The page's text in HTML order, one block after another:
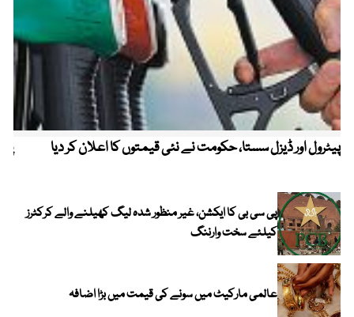
پیٹرول اور ڈیزل سستا، حکومت نے نئی قیمتوں کا اعلان کر دیا
پی سی بی کا ایکشن، غیر منظور شدہ لیگ کھیلنے والے کرکٹرز
کیلئے سخت وارننگ
عالمی مارکیٹ میں سونے کی قیمت میں بڑا اضافہ